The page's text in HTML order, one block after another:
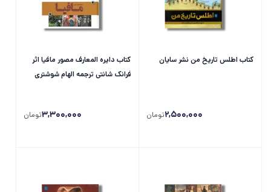
کتاب اطلس تاریخ من نشر سایان
2,500,000تومان
کتاب دایره المعارف مصور مافیا اثر
فرانک شانتی ترجمه الهام شوشتری
3,300,000تومان